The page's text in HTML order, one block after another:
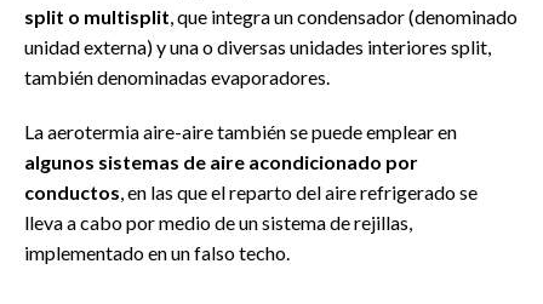
split o multisplit, que integra un condensador (denominado
unidad externa) y una o diversas unidades interiores split,
también denominadas evaporadores.
La aerotermia aire-aire también se puede emplear en
algunos sistemas de aire acondicionado por
conductos, en las que el reparto del aire refrigerado se
lleva a cabo por medio de un sistema de rejillas,
implementado en un falso techo.